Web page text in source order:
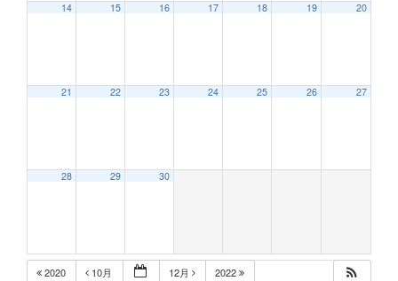
14 15 16 17 18 19 20
21 22 23 24 25 26 27
28 29 30
2020 10月 12月 2022